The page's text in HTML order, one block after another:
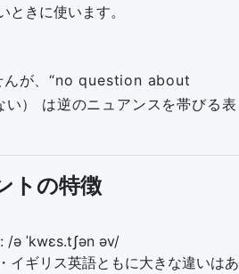
ときに使います。
んが、“no question about
） は逆のニュアンスを帯びる表
トの特徴
ə ˈkwɛs.tʃən əv/
イギリス英語ともに大きな違いはあ